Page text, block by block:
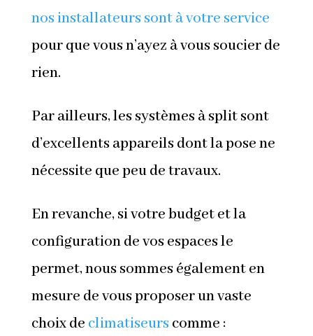
nos installateurs sont à votre service
pour que vous n’ayez à vous soucier de
rien.
Par ailleurs, les systèmes à split sont
d’excellents appareils dont la pose ne
nécessite que peu de travaux.
En revanche, si votre budget et la
configuration de vos espaces le
permet, nous sommes également en
mesure de vous proposer un vaste
choix de climatiseurscomme :